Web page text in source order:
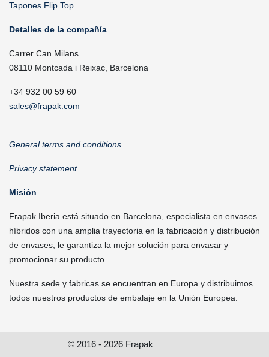
Tapones Flip Top
Detalles de la compañía
Carrer Can Milans
08110 Montcada i Reixac, Barcelona
+34 932 00 59 60
sales@frapak.com
General terms and conditions
Privacy statement
Misión
Frapak Iberia está situado en Barcelona, especialista en envases
híbridos con una amplia trayectoria en la fabricación y distribución
de envases, le garantiza la mejor solución para envasar y
promocionar su producto.
Nuestra sede y fabricas se encuentran en Europa y distribuimos
todos nuestros productos de embalaje en la Unión Europea.
© 2016 - 2026 Frapak